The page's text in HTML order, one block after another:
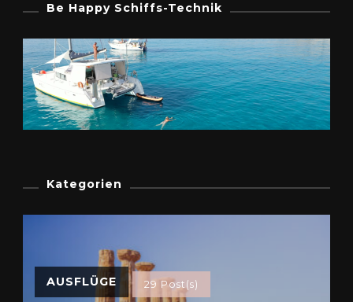
Be Happy Schiffs-Technik
Kategorien
AUSFLÜGE 29 Post(s)